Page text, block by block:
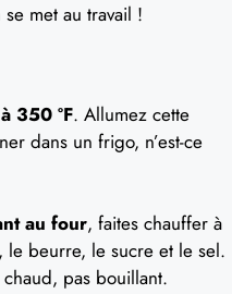
met au travail !
350 ºF. Allumez cette
dans un frigo, n’est-ce
au four, faites chauffer à
le beurre, le sucre et le sel.
pas bouillant.